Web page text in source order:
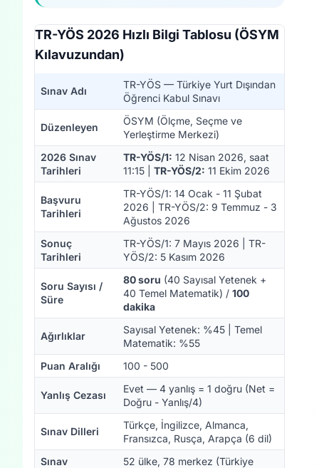
TR-YÖS 2026 Hızlı Bilgi Tablosu (ÖSYM
Kılavuzundan)
Sınav Adı
TR-YÖS — Türkiye Yurt Dışından
Öğrenci Kabul Sınavı
Düzenleyen
ÖSYM (Ölçme, Seçme ve
Yerleştirme Merkezi)
2026 Sınav
Tarihleri
TR-YÖS/1: 12 Nisan 2026, saat
11:15 | TR-YÖS/2: 11 Ekim 2026
Başvuru
Tarihleri
TR-YÖS/1: 14 Ocak - 11 Şubat
2026 | TR-YÖS/2: 9 Temmuz - 3
Ağustos 2026
Sonuç
Tarihleri
TR-YÖS/1: 7 Mayıs 2026 | TR-
YÖS/2: 5 Kasım 2026
Soru Sayısı /
Süre
80 soru (40 Sayısal Yetenek +
40 Temel Matematik) / 100
dakika
Ağırlıklar
Sayısal Yetenek: %45 | Temel
Matematik: %55
Puan Aralığı
100 - 500
Yanlış Cezası
Evet — 4 yanlış = 1 doğru (Net =
Doğru - Yanlış/4)
Sınav Dilleri
Türkçe, İngilizce, Almanca,
Fransızca, Rusça, Arapça (6 dil)
Sınav
52 ülke, 78 merkez (Türkiye